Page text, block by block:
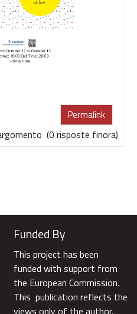
Permalink
(0 risposte finora)
Funded By
This project has been
funded with support from
the European Commission.
This publication reflects the
views only of the author,